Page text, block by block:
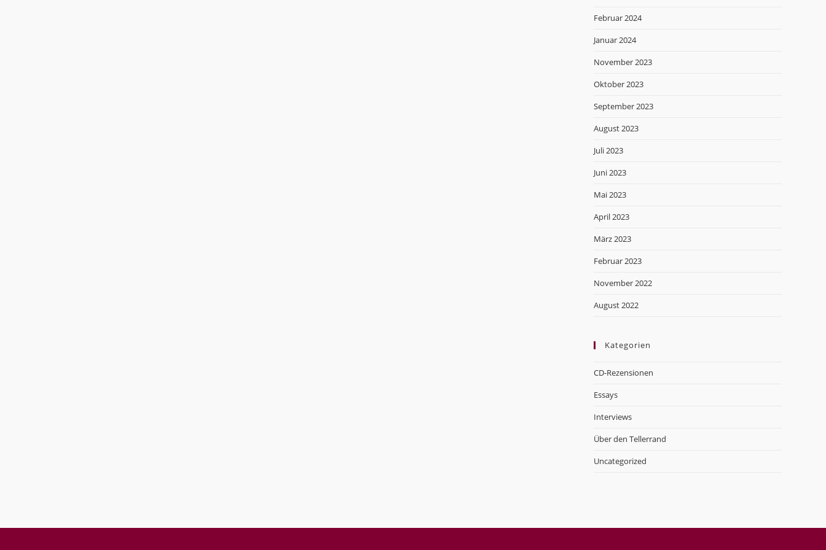
Februar 2024
Januar 2024
November 2023
Oktober 2023
September 2023
August 2023
Juli 2023
Juni 2023
Mai 2023
April 2023
März 2023
Februar 2023
November 2022
August 2022
Kategorien
CD-Rezensionen
Essays
Interviews
Über den Tellerrand
Uncategorized